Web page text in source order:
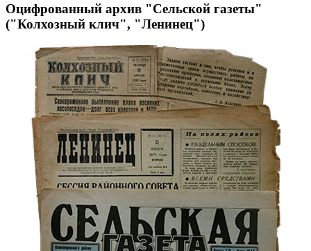
Оцифрованный архив "Сельской газеты"
("Колхозный клич", "Ленинец")